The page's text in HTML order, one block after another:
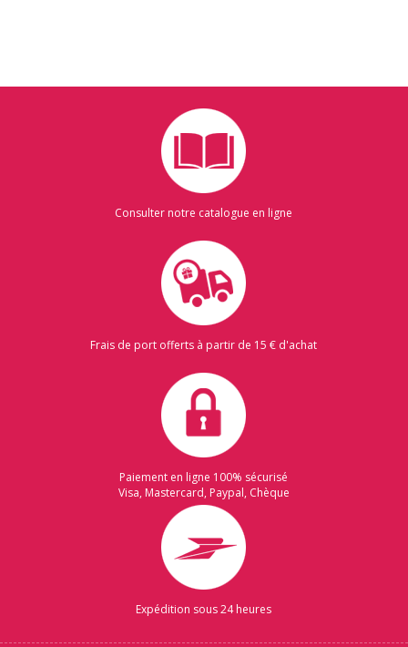
Consulter notre catalogue en ligne
Frais de port offerts à partir de 15 € d'achat
Paiement en ligne 100% sécurisé
Visa, Mastercard, Paypal, Chèque
Expédition sous 24 heures